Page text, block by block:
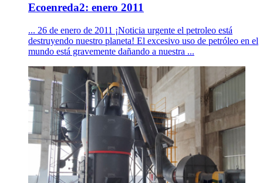
Ecoenreda2: enero 2011
... 26 de enero de 2011 ¡Noticia urgente el petroleo está
destruyendo nuestro planeta! El excesivo uso de petróleo en el
mundo está gravemente dañando a nuestra ...